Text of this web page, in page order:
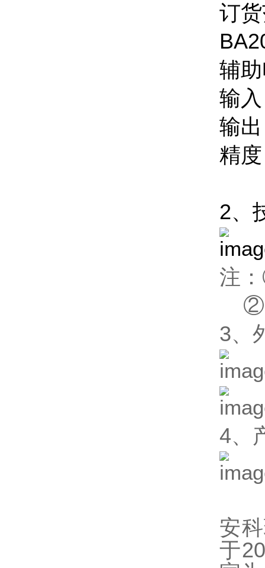
订
辅
输
输
精
2、
注
②
3、
4、
安
于